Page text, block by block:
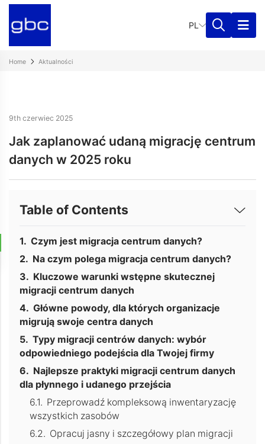
PL
Home Aktualności
9th czerwiec 2025
Jak zaplanować udaną migrację centrum
danych w 2025 roku
Table of Contents
Czym jest migracja centrum danych?
Na czym polega migracja centrum danych?
Kluczowe warunki wstępne skutecznej
migracji centrum danych
Główne powody, dla których organizacje
migrują swoje centra danych
Typy migracji centrów danych: wybór
odpowiedniego podejścia dla Twojej firmy
Najlepsze praktyki migracji centrum danych
dla płynnego i udanego przejścia
Przeprowadź kompleksową inwentaryzację
wszystkich zasobów
Opracuj jasny i szczegółowy plan migracji